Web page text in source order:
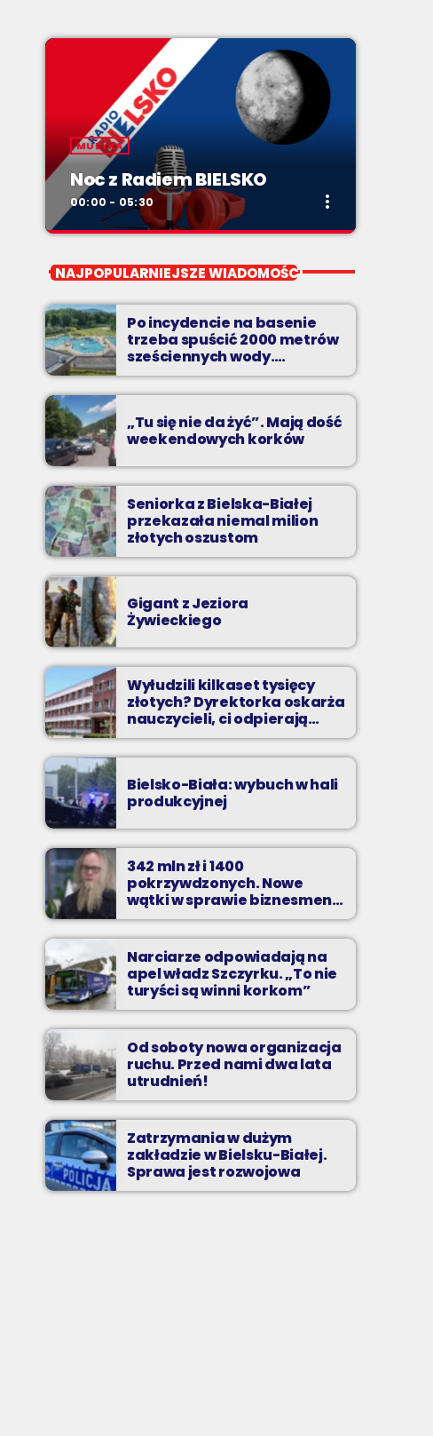
MUZYKA
Noc z Radiem BIELSKO
00:00 - 05:30 more_vert
Noc z Radiem BIELSKO
to właśnie nocą można "upolować" na naszej
antenie prawdziwe muzyczne perełki.
NAJPOPULARNIEJSZE WIADOMOŚCI
Po incydencie na basenie
trzeba spuścić 2000 metrów
sześciennych wody.
„Ogromne koszty i ogromna
praca”
„Tu się nie da żyć”. Mają dość
weekendowych korków
Seniorka z Bielska-Białej
przekazała niemal milion
złotych oszustom
Gigant z Jeziora
Żywieckiego
Wyłudzili kilkaset tysięcy
złotych? Dyrektorka oskarża
nauczycieli, ci odpierają
zarzuty
Bielsko-Biała: wybuch w hali
produkcyjnej
342 mln zł i 1400
pokrzywdzonych. Nowe
wątki w sprawie biznesmena
z Bielska-Białej
Narciarze odpowiadają na
apel władz Szczyrku. „To nie
turyści są winni korkom”
Od soboty nowa organizacja
ruchu. Przed nami dwa lata
utrudnień!
Zatrzymania w dużym
zakładzie w Bielsku-Białej.
Sprawa jest rozwojowa